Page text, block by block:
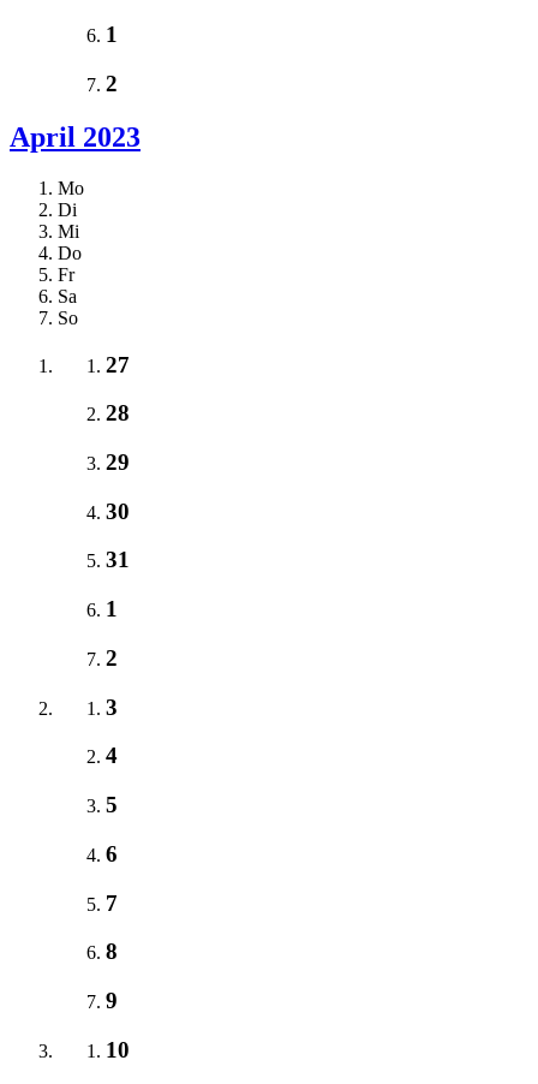
1
2
April 2023
Mo
Di
Mi
Do
Fr
Sa
So
27
28
29
30
31
1
2
3
4
5
6
7
8
9
10